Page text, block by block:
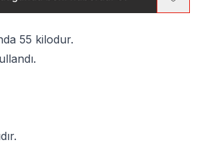
55 kilodur.